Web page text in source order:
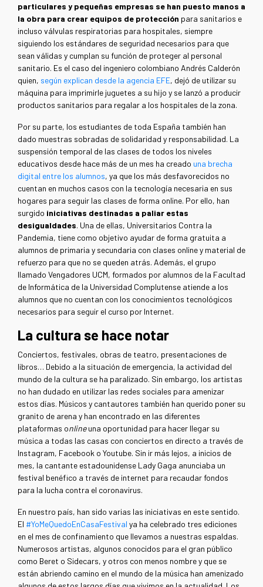
particulares y pequeñas empresas se han puesto manos a
la obra para crear equipos de protección para sanitarios e
incluso válvulas respiratorias para hospitales, siempre
siguiendo los estándares de seguridad necesarios para que
sean válidas y cumplan su función de proteger al personal
sanitario. Es el caso del ingeniero colombiano Andrés Calderón
quien, según explican desde la agencia EFE, dejó de utilizar su
máquina para imprimirle juguetes a su hijo y se lanzó a producir
productos sanitarios para regalar a los hospitales de la zona.
Por su parte, los estudiantes de toda España también han
dado muestras sobradas de solidaridad y responsabilidad. La
suspensión temporal de las clases de todos los niveles
educativos desde hace más de un mes ha creado una brecha
digital entre los alumnos, ya que los más desfavorecidos no
cuentan en muchos casos con la tecnología necesaria en sus
hogares para seguir las clases de forma online. Por ello, han
surgido iniciativas destinadas a paliar estas
desigualdades. Una de ellas, Universitarios Contra la
Pandemia, tiene como objetivo ayudar de forma gratuita a
alumnos de primaria y secundaria con clases online y material de
refuerzo para que no se queden atrás. Además, el grupo
llamado Vengadores UCM, formados por alumnos de la Facultad
de Informática de la Universidad Complutense atiende a los
alumnos que no cuentan con los conocimientos tecnológicos
necesarios para seguir el curso por Internet.
La cultura se hace notar
Conciertos, festivales, obras de teatro, presentaciones de
libros… Debido a la situación de emergencia, la actividad del
mundo de la cultura se ha paralizado. Sin embargo, los artistas
no han dudado en utilizar las redes sociales para amenizar
estos días. Músicos y cantautores también han querido poner su
granito de arena y han encontrado en las diferentes
plataformas onlineuna oportunidad para hacer llegar su
música a todas las casas con conciertos en directo a través de
Instagram, Facebook o Youtube. Sin ir más lejos, a inicios de
mes, la cantante estadounidense Lady Gaga anunciaba un
festival benéfico a través de internet para recaudar fondos
para la lucha contra el coronavirus.
En nuestro país, han sido varias las iniciativas en este sentido.
El #YoMeQuedoEnCasaFestival ya ha celebrado tres ediciones
en el mes de confinamiento que llevamos a nuestras espaldas.
Numerosos artistas, algunos conocidos para el gran público
como Beret o Sidecars, y otros con menos nombre y que se
están abriendo camino en el mundo de la música han amenizado